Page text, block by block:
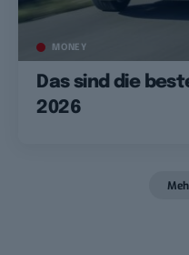
MONEY
Das sind die
2026